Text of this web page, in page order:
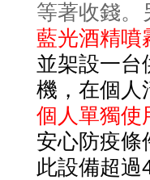
等著收錢。
藍光酒精噴
並架設一台
機，在個人
個人單獨使
安心防疫條
此設備超過